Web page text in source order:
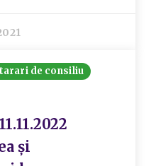
de consiliu
și